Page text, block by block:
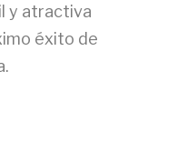
y atractiva
éxito de